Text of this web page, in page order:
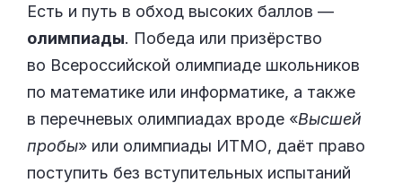
Есть и путь в обход высоких баллов —
олимпиады. Победа или призёрство
во Всероссийской олимпиаде школьников
по математике или информатике, а также
в перечневых олимпиадах вроде «Высшей
пробы» или олимпиады ИТМО, даёт право
поступить без вступительных испытаний